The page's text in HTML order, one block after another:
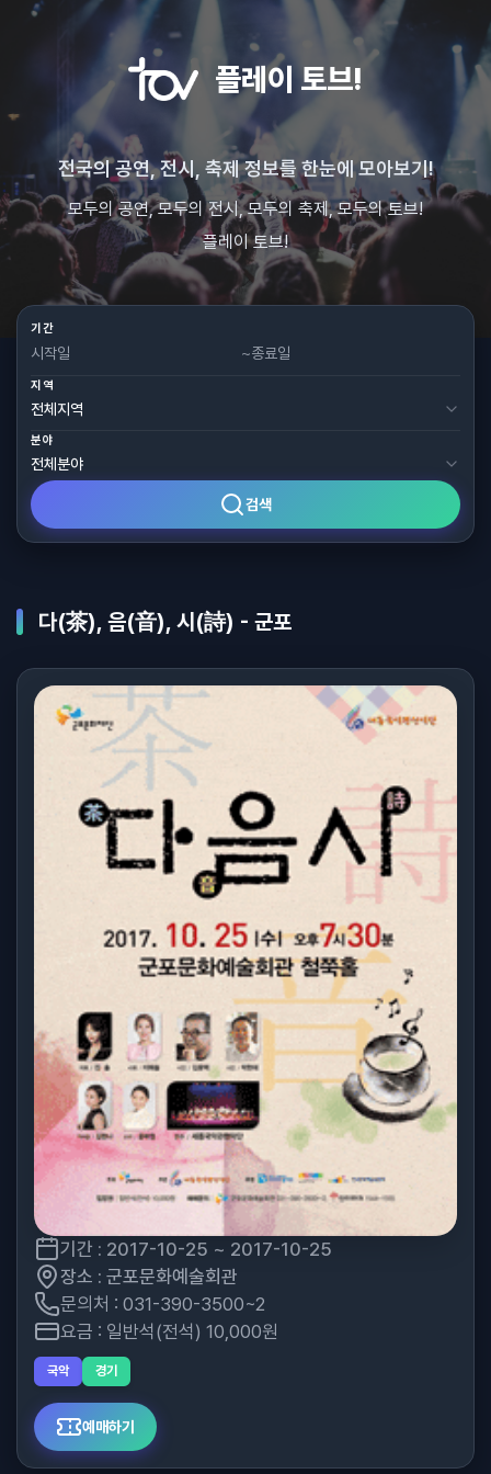
플레이 토브!
전국의 공연, 전시, 축제 정보를 한눈에 모아보기!
모두의 공연, 모두의 전시, 모두의 축제, 모두의 토브!
플레이 토브!
기간
~
지역
분야
검색
다(茶), 음(音), 시(詩) - 군포
기간 : 2017-10-25 ~ 2017-10-25
장소 : 군포문화예술회관
문의처 : 031-390-3500~2
요금 : 일반석(전석) 10,000원
국악 경기
예매하기